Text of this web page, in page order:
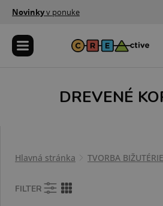
Novinkyv ponuke
DREVENÉ
Hlavná stránka TVORBA BIŽUTÉRIE
FILTER